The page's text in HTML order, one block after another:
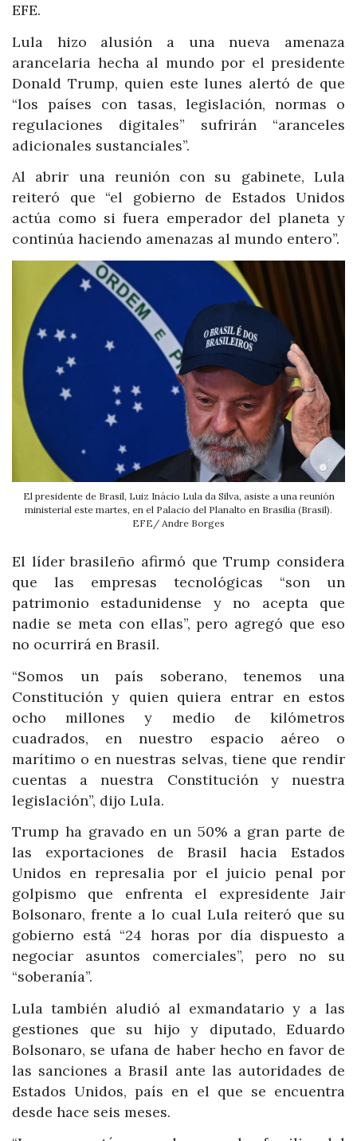
EFE.
Lula hizo alusión a una nueva amenaza
arancelaria hecha al mundo por el presidente
Donald Trump, quien este lunes alertó de que
“los países con tasas, legislación, normas o
regulaciones digitales” sufrirán “aranceles
adicionales sustanciales”.
Al abrir una reunión con su gabinete, Lula
reiteró que “el gobierno de Estados Unidos
actúa como si fuera emperador del planeta y
continúa haciendo amenazas al mundo entero”.
El presidente de Brasil, Luiz Inácio Lula da Silva, asiste a una reunión
ministerial este martes, en el Palacio del Planalto en Brasilia (Brasil).
EFE/ Andre Borges
El líder brasileño afirmó que Trump considera
que las empresas tecnológicas “son un
patrimonio estadunidense y no acepta que
nadie se meta con ellas”, pero agregó que eso
no ocurrirá en Brasil.
“Somos un país soberano, tenemos una
Constitución y quien quiera entrar en estos
ocho millones y medio de kilómetros
cuadrados, en nuestro espacio aéreo o
marítimo o en nuestras selvas, tiene que rendir
cuentas a nuestra Constitución y nuestra
legislación”, dijo Lula.
Trump ha gravado en un 50% a gran parte de
las exportaciones de Brasil hacia Estados
Unidos en represalia por el juicio penal por
golpismo que enfrenta el expresidente Jair
Bolsonaro, frente a lo cual Lula reiteró que su
gobierno está “24 horas por día dispuesto a
negociar asuntos comerciales”, pero no su
“soberanía”.
Lula también aludió al exmandatario y a las
gestiones que su hijo y diputado, Eduardo
Bolsonaro, se ufana de haber hecho en favor de
las sanciones a Brasil ante las autoridades de
Estados Unidos, país en el que se encuentra
desde hace seis meses.